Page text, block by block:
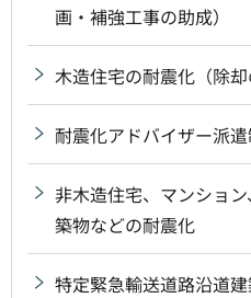
画・補強工事の助成）
木造住宅の耐震化（除却
耐震化アドバイザー派
非木造住宅、マンショ
築物などの耐震化
特定緊急輸送道路沿道